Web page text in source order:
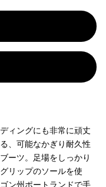
ィングにも非常に頑丈
、可能なかぎり耐久性
ーツ。足場をしっかり
リップのソールを使
ン州ポートランドで手